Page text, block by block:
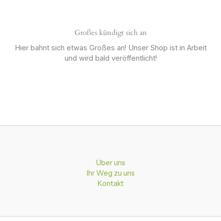
Großes kündigt sich an
Hier bahnt sich etwas Großes an! Unser Shop ist in Arbeit
und wird bald veröffentlicht!
Über uns
Ihr Weg zu uns
Kontakt